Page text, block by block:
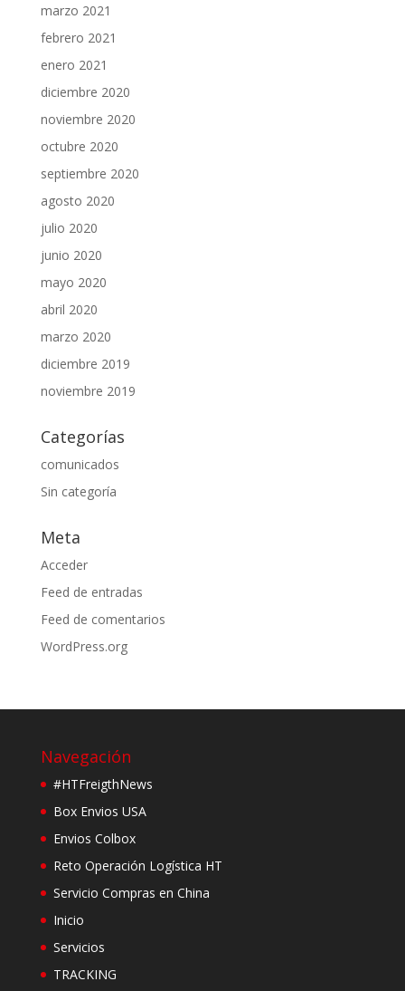
marzo 2021
febrero 2021
enero 2021
diciembre 2020
noviembre 2020
octubre 2020
septiembre 2020
agosto 2020
julio 2020
junio 2020
mayo 2020
abril 2020
marzo 2020
diciembre 2019
noviembre 2019
Categorías
comunicados
Sin categoría
Meta
Acceder
Feed de entradas
Feed de comentarios
WordPress.org
Navegación
#HTFreigthNews
Box Envios USA
Envios Colbox
Reto Operación Logística HT
Servicio Compras en China
Inicio
Servicios
TRACKING